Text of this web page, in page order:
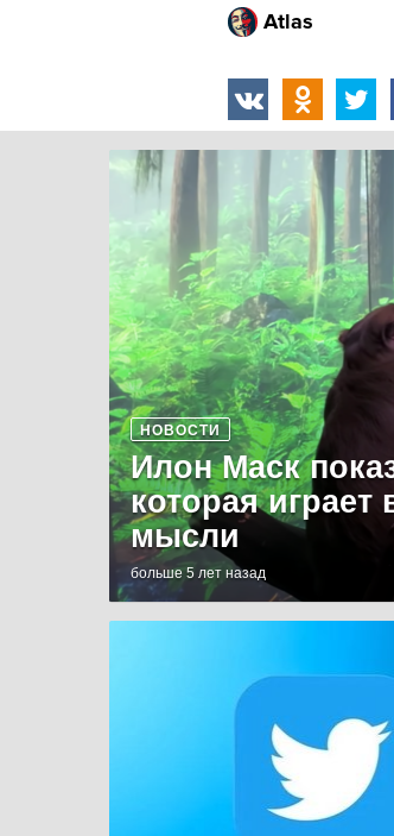
Atlas
НОВОСТИ
Илон Маск
которая
мысли
больше 5 лет назад